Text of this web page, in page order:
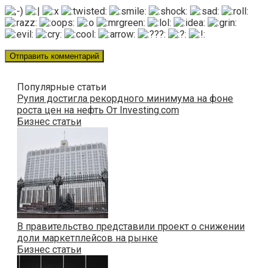
Популярные статьи
Рупия достигла рекордного минимума на фоне
роста цен на нефть От Investing.com
Бизнес статьи
В правительство представили проект о снижении
доли маркетплейсов на рынке
Бизнес статьи